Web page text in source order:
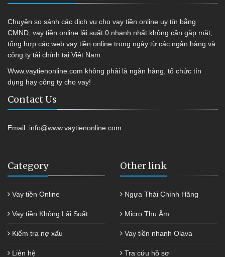
Chuyên so sánh các dịch vụ cho vay tiền online uy tín bằng
CMND, vay tiền online lãi suất 0 nhanh nhất không cần gặp mặt,
tổng hợp các web vay tiền online trong ngày từ các ngân hàng và
công ty tài chính tại Việt Nam
Www.vaytienonline.com không phải là ngân hàng, tổ chức tín
dụng hay công ty cho vay!
Contact Us
Email: info@www.vaytienonline.com
Category
Vay tiền Online
Vay tiền Không Lãi Suất
Kiểm tra nợ xấu
Liên hệ
Other link
Ngựa Thái Chính Hãng
Micro Thu Âm
Vay tiền nhanh Olava
Tra cứu hồ sơ